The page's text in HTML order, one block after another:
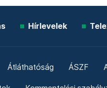
Hírlevelek
Átláthatóság ÁSZF